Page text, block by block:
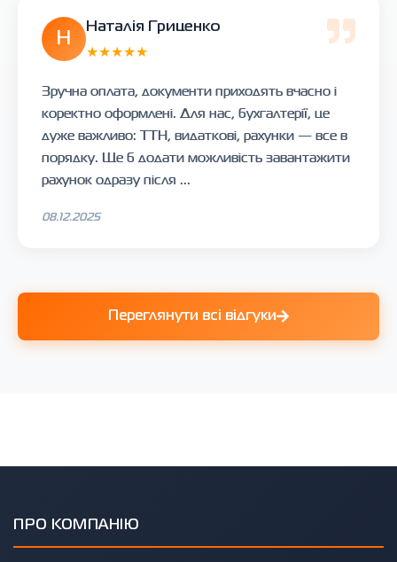
Н
Наталія Гриценко
★★★★★
Зручна оплата, документи приходять вчасно і
коректно оформлені. Для нас, бухгалтерії, це
дуже важливо: ТТН, видаткові, рахунки — все в
порядку. Ще б додати можливість завантажити
рахунок одразу після ...
08.12.2025
Переглянути всі відгуки
ПРО КОМПАНІЮ